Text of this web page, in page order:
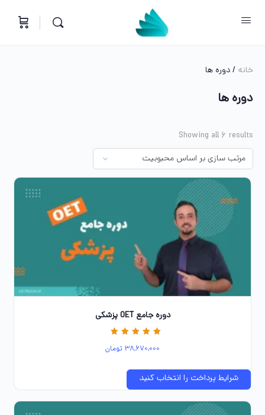
خانه / دوره ها
دوره ها
Showing all 6 results
دوره جامع OET پزشکی
5.00
38,670,000 تومان
شرایط پرداخت را انتخاب کنید